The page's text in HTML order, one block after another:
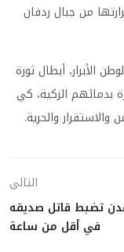
اندلعت شرارتها من جبال ردفان
الأبرار، أبطال ثورة
بدمائهم الزكية، كي
والاستقرار والحرية.
التالي
تضبط قاتل صديقه
في أقل من ساعة